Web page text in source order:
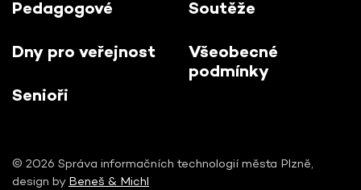
Pedagogové
Dny pro veřejnost
Senioři
Soutěže
Všeobecné
podmínky
© 2026 Správa informačních technologií města Plzně,
design by Beneš & Michl